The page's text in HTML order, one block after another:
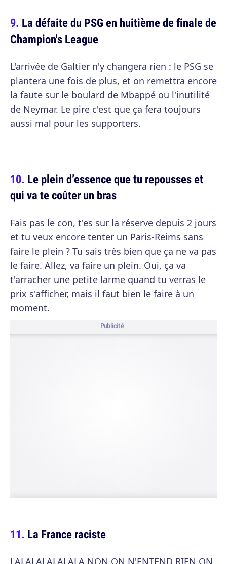
La défaite du PSG en huitième de finale de
Champion's League
L'arrivée de Galtier n'y changera rien : le PSG se
plantera une fois de plus, et on remettra encore
la faute sur le boulard de Mbappé ou l'inutilité
de Neymar. Le pire c'est que ça fera toujours
aussi mal pour les supporters.
Le plein d’essence que tu repousses et
qui va te coûter un bras
Fais pas le con, t'es sur la réserve depuis 2 jours
et tu veux encore tenter un Paris-Reims sans
faire le plein ? Tu sais très bien que ça ne va pas
le faire. Allez, va faire un plein. Oui, ça va
t'arracher une petite larme quand tu verras le
prix s'afficher, mais il faut bien le faire à un
moment.
Publicité
La France raciste
LALALALALALALA NON ON N'ENTEND RIEN ON